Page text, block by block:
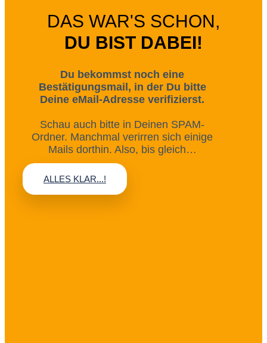
DAS WAR'S SCHON,
DU BIST DABEI!
Du bekommst noch eine
Bestätigungsmail, in der Du bitte
Deine eMail-Adresse verifizierst.
Schau auch bitte in Deinen SPAM-
Ordner. Manchmal verirren sich einige
Mails dorthin. Also, bis gleich…
ALLES KLAR...!